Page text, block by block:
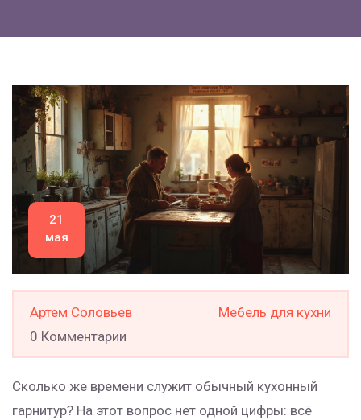
21
мая
Артем Соловьев
Мебель для кухни
0 Комментарии
Сколько же времени служит обычный кухонный
гарнитур? На этот вопрос нет одной цифры: всё